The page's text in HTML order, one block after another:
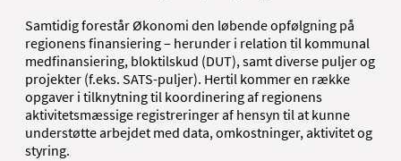
Samtidig forestår Økonomi den løbende opfølgning på
regionens finansiering – herunder i relation til kommunal
medfinansiering, bloktilskud (DUT), samt diverse puljer og
projekter (f.eks. SATS-puljer). Hertil kommer en række
opgaver i tilknytning til koordinering af regionens
aktivitetsmæssige registreringer af hensyn til at kunne
understøtte arbejdet med data, omkostninger, aktivitet og
styring.